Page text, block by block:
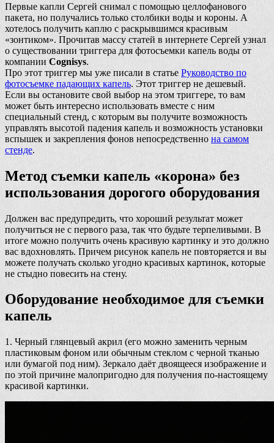
Первые капли Сергей снимал с помощью целлофанового
пакета, но получались только столбики воды и короны. А
хотелось получить каплю с раскрывшимся красивым
«зонтиком». Прочитав массу статей в интернете Сергей узнал
о существовании триггера для фотосъемки капель воды от
компании Cognisys.
Про этот триггер мы уже писали в статье Руководство по
фотосъемке падающих капель. Этот триггер не дешевый.
Если вы остановите свой выбор на этом триггере, то вам
может быть интересно использовать вместе с ним
специальный стенд, с которым вы получите возможность
управлять высотой падения капель и возможность установки
вспышек и закрепления фонов непосредственно на самом
стенде.
Метод съемки капель «корона» без
использования дорогого оборудования
Должен вас предупредить, что хороший результат может
получиться не с первого раза, так что будьте терпеливыми. В
итоге можно получить очень красивую картинку и это должно
вас вдохновлять. Причем рисунок капель не повторяется и вы
можете получать сколько угодно красивых картинок, которые
не стыдно повесить на стену.
Оборудование необходимое для съемки
капель
1. Черный глянцевый акрил (его можно заменить черным
пластиковым фоном или обычным стеклом с черной тканью
или бумагой под ним). Зеркало даёт двоящееся изображение и
по этой причине малопригодно для получения по-настоящему
красивой картинки.